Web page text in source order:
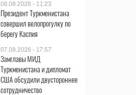
08.08.2026 - 11:23
Президент Туркменистана
совершил велопрогулку по
берегу Каспия
07.08.2026 - 17:57
Замглавы МИД
Туркменистана и дипломат
США обсудили двустороннее
сотрудничество